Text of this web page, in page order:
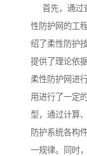
首先，通过
性防护网的工
绍了柔性防护
提供了理论依
柔性防护网进
用进行了一定
型，通过计算
防护系统各构
一规律。同时